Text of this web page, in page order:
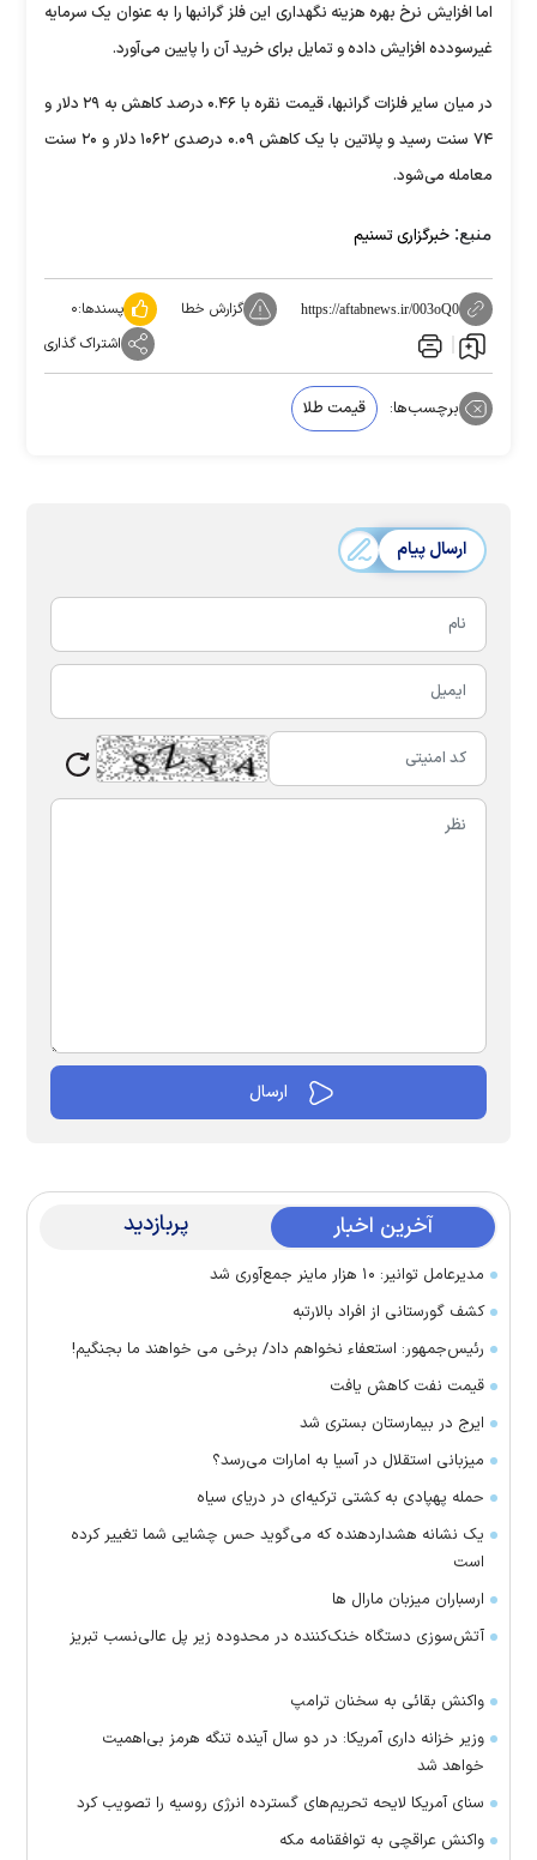
اما افزایش نرخ بهره هزینه نگهداری این فلز گرانبها را به عنوان یک سرمایه
غیرسودده افزایش داده و تمایل برای خرید آن را پایین می‌آورد.
در میان سایر فلزات گرانبها، قیمت نقره با ۰.۴۶ درصد کاهش به ۲۹ دلار و
۷۴ سنت رسید و پلاتین با یک کاهش ۰.۰۹ درصدی ۱۰۶۲ دلار و ۲۰ سنت
معامله می‌شود.
منبع: خبرگزاری تسنیم
https://aftabnews.ir/003oQ0 گزارش خطا پسندها:۰
اشتراک گذاری
برچسب‌ها: قیمت طلا
ارسال پیام
آخرین اخبار پربازدید
مدیرعامل توانیر: ۱۰ هزار ماینر جمع‌آوری شد
کشف گورستانی از افراد بالارتبه
رئیس‌جمهور: استعفاء نخواهم داد/ برخی می خواهند ما بجنگیم!
قیمت نفت کاهش یافت
ایرج در بیمارستان بستری شد
میزبانی استقلال در آسیا به امارات می‌رسد؟
حمله پهپادی به کشتی ترکیه‌ای در دریای سیاه
یک نشانه هشداردهنده که می‌گوید حس چشایی شما تغییر کرده
است
ارسباران میزبان مارال ها
آتش‌سوزی دستگاه خنک‌کننده در محدوده زیر پل عالی‌نسب تبریز
واکنش بقائی به سخنان ترامپ
وزیر خزانه داری آمریکا: در دو سال آینده تنگه هرمز بی‌اهمیت
خواهد شد
سنای آمریکا لایحه تحریم‌های گسترده انرژی روسیه را تصویب کرد
واکنش عراقچی به توافقنامه مکه